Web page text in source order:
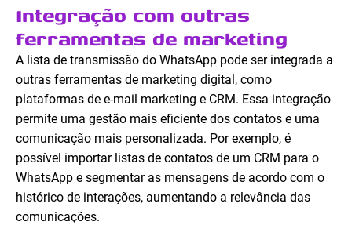
Integração com outras
ferramentas de marketing
A lista de transmissão do WhatsApp pode ser integrada a
outras ferramentas de marketing digital, como
plataformas de e-mail marketing e CRM. Essa integração
permite uma gestão mais eficiente dos contatos e uma
comunicação mais personalizada. Por exemplo, é
possível importar listas de contatos de um CRM para o
WhatsApp e segmentar as mensagens de acordo com o
histórico de interações, aumentando a relevância das
comunicações.